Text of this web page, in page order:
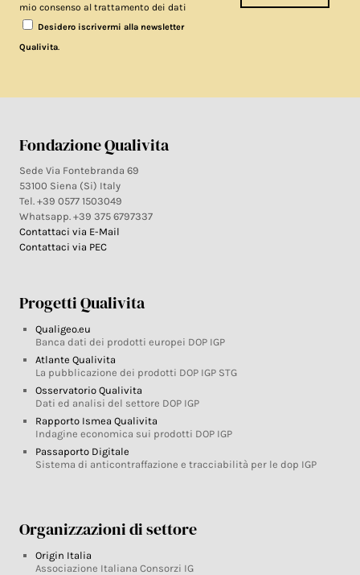
mio consenso al trattamento dei dati
Desidero iscrivermi alla newsletter
Qualivita
Fondazione Qualivita
Sede Via Fontebranda 69
53100 Siena (Si) Italy
Tel. +39 0577 1503049
Whatsapp. +39 375 6797337
Contattaci via E-Mail
Contattaci via PEC
Progetti Qualivita
Qualigeo.eu
Banca dati dei prodotti europei DOP IGP
Atlante Qualivita
La pubblicazione dei prodotti DOP IGP STG
Osservatorio Qualivita
Dati ed analisi del settore DOP IGP
Rapporto Ismea Qualivita
Indagine economica sui prodotti DOP IGP
Passaporto Digitale
Sistema di anticontraffazione e tracciabilità per le dop IGP
Organizzazioni di settore
Origin Italia
Associazione Italiana Consorzi IG